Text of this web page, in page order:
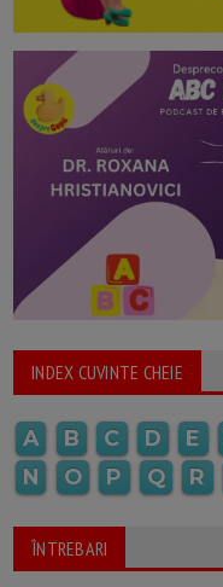
INDEX CUVINTE CHEIE
A B C D E
N
O P Q R
ÎNTREBARI